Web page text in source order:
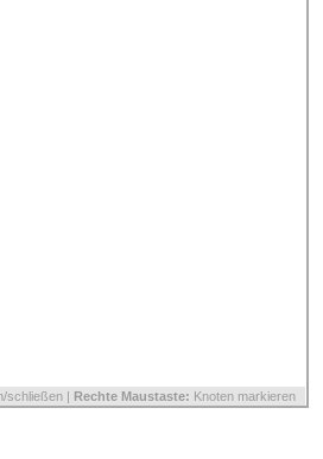
schließen | Rechte Maustaste: Knoten markieren